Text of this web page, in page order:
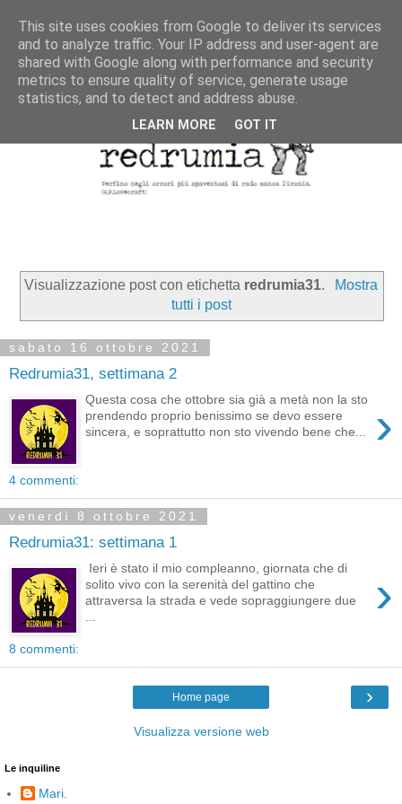
Visualizzazione post con etichetta redrumia31.
Mostra
tutti i post
sabato 16 ottobre 2021
Redrumia31, settimana 2
›
Questa cosa che ottobre sia già a metà non la sto
prendendo proprio benissimo se devo essere
sincera, e soprattutto non sto vivendo bene che...
4 commenti:
venerdì 8 ottobre 2021
Redrumia31: settimana 1
›
Ieri è stato il mio compleanno, giornata che di
solito vivo con la serenità del gattino che
attraversa la strada e vede sopraggiungere due
8 commenti:
›
Home page
Visualizza versione web
Le inquiline
Mari.
This site uses cookies from Google to deliver its services
and to analyze traffic. Your IP address and user-agent are
shared with Google along with performance and security
metrics to ensure quality of service, generate usage
statistics, and to detect and address abuse.
LEARN MORE GOT IT